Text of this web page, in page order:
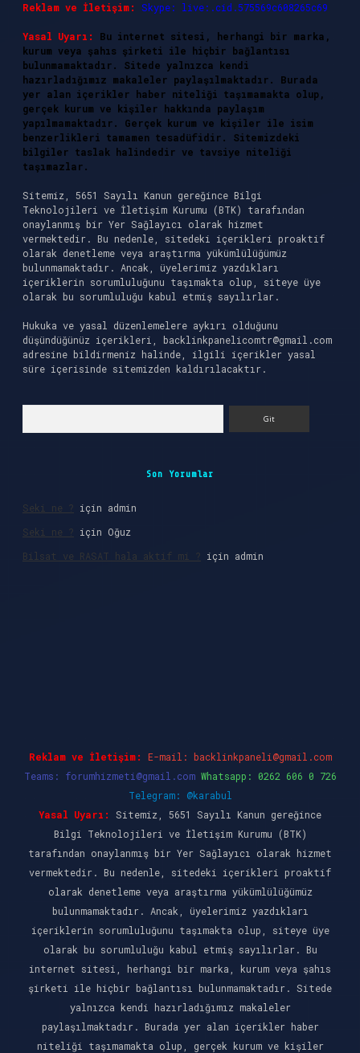
Reklam ve İletişim: Skype: live:.cid.575569c608265c69
Yasal Uyarı:
Bu internet sitesi, herhangi bir marka,
kurum veya şahıs şirketi ile hiçbir bağlantısı
bulunmamaktadır. Sitede yalnızca kendi
hazırladığımız makaleler paylaşılmaktadır. Burada
yer alan içerikler haber niteliği taşımamakta olup,
gerçek kurum ve kişiler hakkında paylaşım
yapılmamaktadır. Gerçek kurum ve kişiler ile isim
benzerlikleri tamamen tesadüfidir. Sitemizdeki
bilgiler taslak halindedir ve tavsiye niteliği
taşımazlar.
Sitemiz, 5651 Sayılı Kanun gereğince Bilgi
Teknolojileri ve İletişim Kurumu (BTK) tarafından
onaylanmış bir Yer Sağlayıcı olarak hizmet
vermektedir. Bu nedenle, sitedeki içerikleri proaktif
olarak denetleme veya araştırma yükümlülüğümüz
bulunmamaktadır. Ancak, üyelerimiz yazdıkları
içeriklerin sorumluluğunu taşımakta olup, siteye üye
olarak bu sorumluluğu kabul etmiş sayılırlar.
Hukuka ve yasal düzenlemelere aykırı olduğunu
düşündüğünüz içerikleri, backlinkpanelicomtr@gmail.com
adresine bildirmeniz halinde, ilgili içerikler yasal
süre içerisinde sitemizden kaldırılacaktır.
Son Yorumlar
Seki ne ? için admin
Seki ne ? için Oğuz
Bilsat ve RASAT hala aktif mi ? için admin
Reklam ve İletişim: E-mail: backlinkpaneli@gmail.com
Teams: forumhizmeti@gmail.com Whatsapp: 0262 606 0 726
Telegram: @karabul
Yasal Uyarı:
Sitemiz, 5651 Sayılı Kanun gereğince
Bilgi Teknolojileri ve İletişim Kurumu (BTK)
tarafından onaylanmış bir Yer Sağlayıcı olarak hizmet
vermektedir. Bu nedenle, sitedeki içerikleri proaktif
olarak denetleme veya araştırma yükümlülüğümüz
bulunmamaktadır. Ancak, üyelerimiz yazdıkları
içeriklerin sorumluluğunu taşımakta olup, siteye üye
olarak bu sorumluluğu kabul etmiş sayılırlar. Bu
internet sitesi, herhangi bir marka, kurum veya şahıs
şirketi ile hiçbir bağlantısı bulunmamaktadır. Sitede
yalnızca kendi hazırladığımız makaleler
paylaşılmaktadır. Burada yer alan içerikler haber
niteliği taşımamakta olup, gerçek kurum ve kişiler